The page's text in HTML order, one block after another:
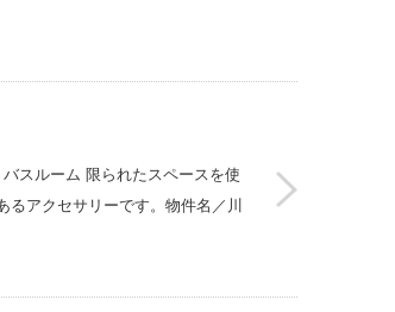
スルーム 限られたスペースを使
アクセサリーです。物件名／川